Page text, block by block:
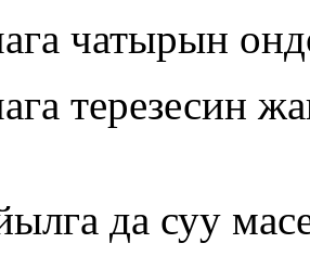
чатырын
терезесин
да суу